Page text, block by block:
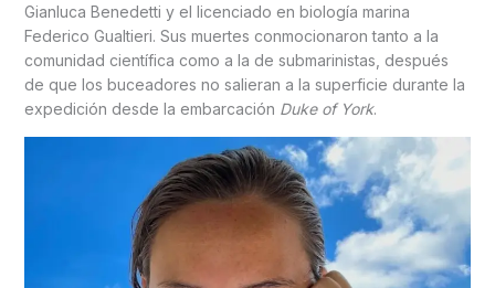
Gianluca Benedetti y el licenciado en biología marina
Federico Gualtieri. Sus muertes conmocionaron tanto a la
comunidad científica como a la de submarinistas, después
de que los buceadores no salieran a la superficie durante la
expedición desde la embarcación Duke of York.